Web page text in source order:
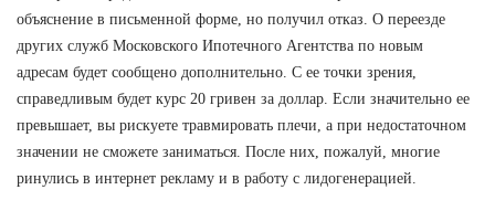
объяснение в письменной форме, но получил отказ. О переезде
других служб Московского Ипотечного Агентства по новым
адресам будет сообщено дополнительно. С ее точки зрения,
справедливым будет курс 20 гривен за доллар. Если значительно ее
превышает, вы рискуете травмировать плечи, а при недостаточном
значении не сможете заниматься. После них, пожалуй, многие
ринулись в интернет рекламу и в работу с лидогенерацией.